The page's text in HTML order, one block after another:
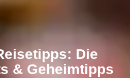
Die
& Geheimtipps